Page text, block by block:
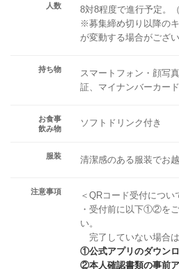
人数
8対8程度で進行予定。
※募集締め切り以降の
が変動する場合がござい
持ち物
スマートフォン・顔写
証、マイナンバーカー
お食事
飲み物
ソフトドリンク付き
服装 清潔感のある服装でお
注意事項
＜QRコード受付につい
・受付前に以下①②を
い。
完了していない場合は
①公式アプリのダウン
②本人確認書類の事前